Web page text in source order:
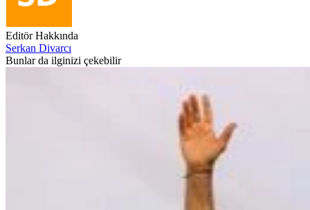
Editör Hakkında
Serkan Divarcı
Bunlar da ilginizi çekebilir